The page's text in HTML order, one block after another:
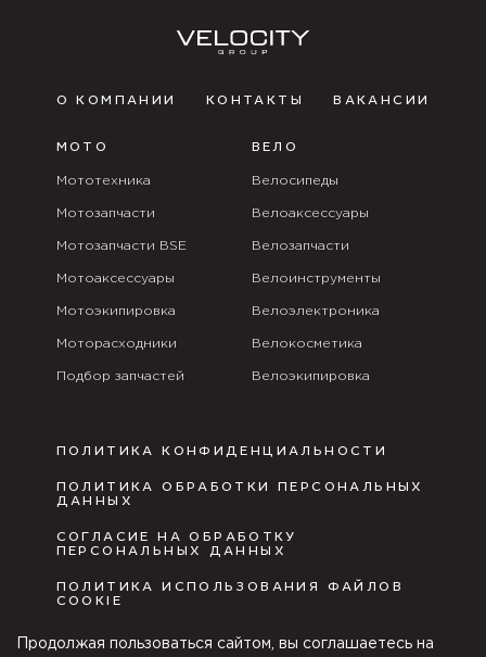
О КОМПАНИИ КОНТАКТЫ ВАКАНСИИ
МОТО
Мототехника
Мотозапчасти
Мотозапчасти BSE
Мотоаксессуары
Мотоэкипировка
Моторасходники
Подбор запчастей
ВЕЛО
Велосипеды
Велоаксессуары
Велозапчасти
Велоинструменты
Велоэлектроника
Велокосметика
Велоэкипировка
ПОЛИТИКА КОНФИДЕНЦИАЛЬНОСТИ
ПОЛИТИКА ОБРАБОТКИ ПЕРСОНАЛЬНЫХ
ДАННЫХ
СОГЛАСИЕ НА ОБРАБОТКУ
ПЕРСОНАЛЬНЫХ ДАННЫХ
ПОЛИТИКА ИСПОЛЬЗОВАНИЯ ФАЙЛОВ
COOKIE
ПУБЛИЧНАЯ ОФЕРТА
Продолжая пользоваться сайтом, вы соглашаетесь на